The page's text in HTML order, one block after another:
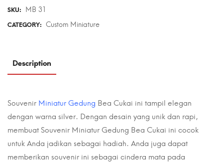
SKU: MB 31
CATEGORY: Custom Miniature
Description
Souvenir Miniatur Gedung Bea Cukai ini tampil elegan
dengan warna silver. Dengan desain yang unik dan rapi,
membuat Souvenir Miniatur Gedung Bea Cukai ini cocok
untuk Anda jadikan sebagai hadiah. Anda juga dapat
memberikan souvenir ini sebagai cindera mata pada